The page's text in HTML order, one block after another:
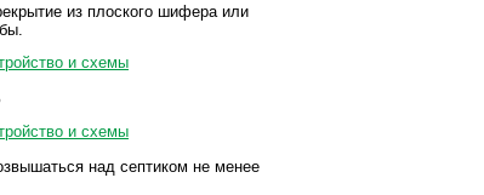
из плоского шифера или
над септиком не менее